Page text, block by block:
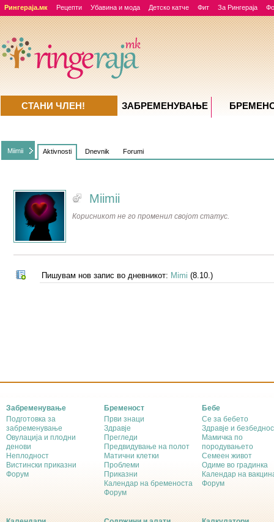
Рингераја.мк Рецепти Убавина и мода Детско катче Фит За Рингераја
Miimii Aktivnosti Dnevnik Forumi
Miimii
Корисникот не го променил својот статус.
Пишувам нов запис во дневникот: Mimi (8.10.)
СТАНИ ЧЛЕН! ЗАБРЕМЕНУВАЊE
Забременување
Подготовка за
забременување
Овулација и плодни
денови
Неплодност
Вистински приказни
Форум
Бременост
Први знаци
Здравје
Прегледи
Предвидување на полот
Матични клетки
Проблеми
Приказни
Календар на бременоста
Форум
Бебе
Се за бебето
Здравје и
Мамичка по
породувањето
Семеен живот
Одиме во градинка
Календар на
Форум